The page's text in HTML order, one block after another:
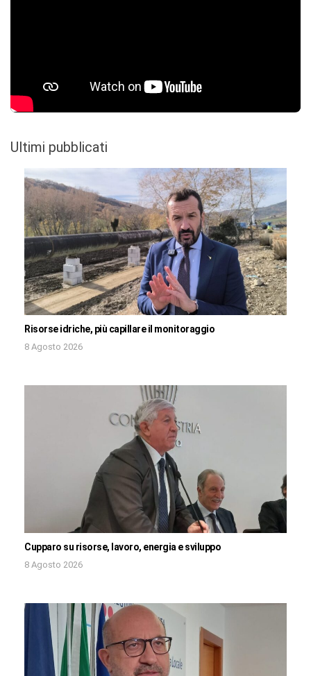
Ultimi pubblicati
Risorse idriche, più capillare il monitoraggio
8 Agosto 2026
Cupparo su risorse, lavoro, energia e sviluppo
8 Agosto 2026